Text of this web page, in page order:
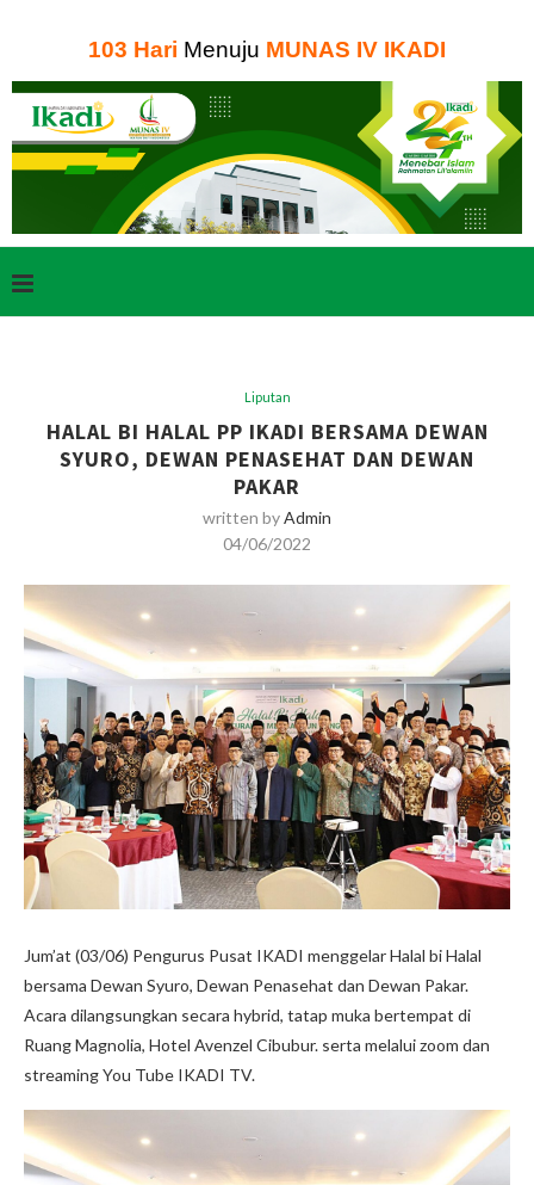
103 Hari Menuju MUNAS IV IKADI
Liputan
HALAL BI HALAL PP IKADI BERSAMA DEWAN
SYURO, DEWAN PENASEHAT DAN DEWAN
PAKAR
written byAdmin
04/06/2022
Jum’at (03/06) Pengurus Pusat IKADI menggelar Halal bi Halal
bersama Dewan Syuro, Dewan Penasehat dan Dewan Pakar.
Acara dilangsungkan secara hybrid, tatap muka bertempat di
Ruang Magnolia, Hotel Avenzel Cibubur. serta melalui zoom dan
streaming You Tube IKADI TV.